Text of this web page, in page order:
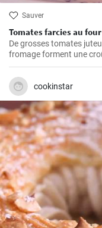
Sauver
Tomates farcies au
De grosses tomates
fromage forment une
cookinstar